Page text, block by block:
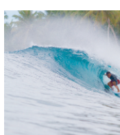
サーフィンエリアガイド
会員メニュー
今月のプレゼント
ショップ情報
湘南
千葉北
伊豆
お知らせ
その他
ルール＆How to